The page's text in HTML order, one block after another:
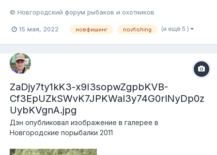
© Новгородский форум рыбаков и охотников
15 мая, 2022 новфишинг novfishing (и ещё 5 )
ZaDjy7ty1kK3-x9I3sopwZgpbKVB-
Cf3EpUZkSWvK7JPKWal3y74G0rlNyDp0z
UybKVgnA.jpg
Дэн опубликовал изображение в галерее в
Новгородские порыбалки 2011